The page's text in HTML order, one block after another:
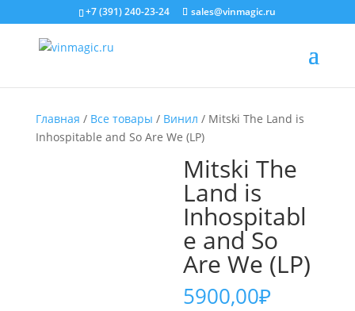
+7 (391) 240-23-24 sales@vinmagic.ru
Главная / Все товары / Винил / Mitski The Land is
Inhospitable and So Are We (LP)
Mitski The
Land is
Inhospitabl
e and So
Are We (LP)
5900,00₽